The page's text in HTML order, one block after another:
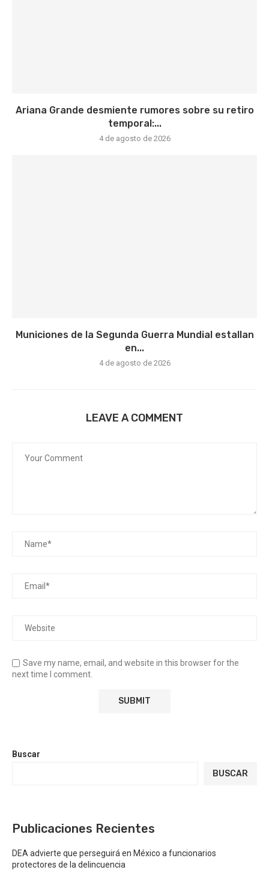
Ariana Grande desmiente rumores sobre su retiro
temporal:...
4 de agosto de 2026
Municiones de la Segunda Guerra Mundial estallan
en...
4 de agosto de 2026
LEAVE A COMMENT
Save my name, email, and website in this browser for the
next time I comment.
Buscar
BUSCAR
Publicaciones Recientes
DEA advierte que perseguirá en México a funcionarios
protectores de la delincuencia